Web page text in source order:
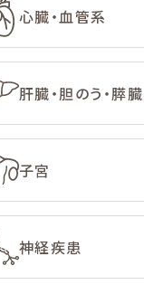
心臓・血管系
肝臓・胆のう・膵臓
子宮
神経疾患